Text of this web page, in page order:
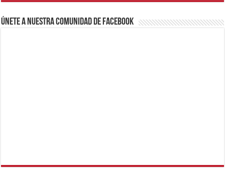
Únete a nuestra comunidad de Facebook